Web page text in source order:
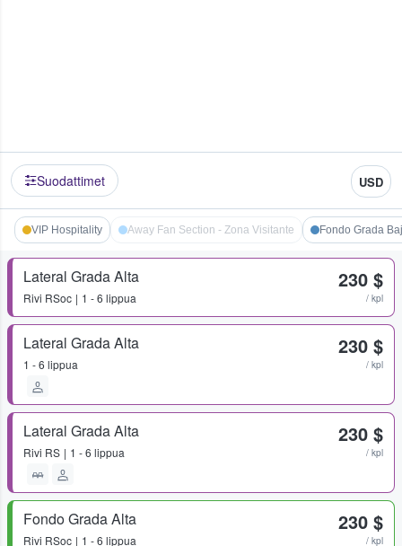
Suodattimet USD
VIP Hospitality Away Fan Section - Zona Visitante Fondo Grada
Lateral Grada Alta
Rivi RSoc 1 - 6 lippua
230 $
/ kpl
Lateral Grada Alta
1 - 6 lippua
230 $
/ kpl
Lateral Grada Alta
Rivi RS 1 - 6 lippua
230 $
/ kpl
Fondo Grada Alta
Rivi RSoc 1 - 6 lippua
230 $
/ kpl